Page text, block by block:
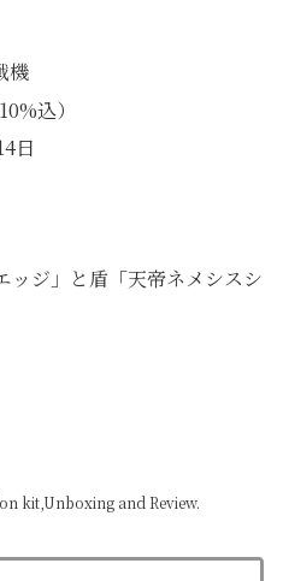
込）
日
ジ」と盾「天帝ネメシスシ
kit,Unboxing and Review.